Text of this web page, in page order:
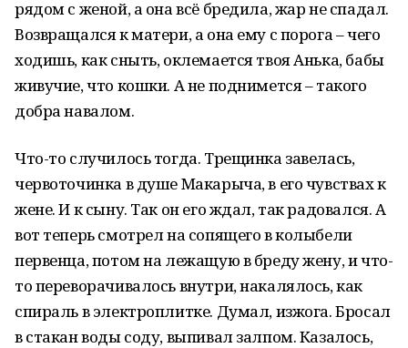
рядом с женой, а она всё бредила, жар не спадал.
Возвращался к матери, а она ему с порога – чего
ходишь, как сныть, оклемается твоя Анька, бабы
живучие, что кошки. А не поднимется – такого
добра навалом.
Что-то случилось тогда. Трещинка завелась,
червоточинка в душе Макарыча, в его чувствах к
жене. И к сыну. Так он его ждал, так радовался. А
вот теперь смотрел на сопящего в колыбели
первенца, потом на лежащую в бреду жену, и что-
то переворачивалось внутри, накалялось, как
спираль в электроплитке. Думал, изжога. Бросал
в стакан воды соду, выпивал залпом. Казалось,